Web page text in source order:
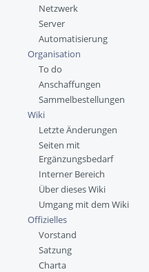
Netzwerk
Server
Automatisierung
Organisation
To do
Anschaffungen
Sammelbestellungen
Wiki
Letzte Änderungen
Seiten mit
Ergänzungsbedarf
Interner Bereich
Über dieses Wiki
Umgang mit dem Wiki
Offizielles
Vorstand
Satzung
Charta